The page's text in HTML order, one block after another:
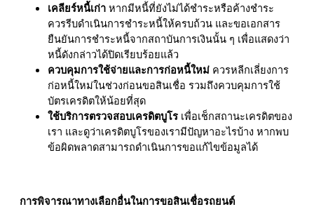
เคลียร์หนี้เก่า หากมีหนี้ที่ยังไม่ได้ชำระหรือค้างชำระ
ควรรีบดำเนินการชำระหนี้ให้ครบถ้วน และขอเอกสาร
ยืนยันการชำระหนี้จากสถาบันการเงินนั้น ๆ เพื่อแสดงว่า
หนี้ดังกล่าวได้ปิดเรียบร้อยแล้ว
ควบคุมการใช้จ่ายและการก่อหนี้ใหม่ ควรหลีกเลี่ยงการ
ก่อหนี้ใหม่ในช่วงก่อนขอสินเชื่อ รวมถึงควบคุมการใช้
บัตรเครดิตให้น้อยที่สุด
ใช้บริการตรวจสอบเครดิตบูโร เพื่อเช็กสถานะเครดิตของ
เรา และดูว่าเครดิตบูโรของเรามีปัญหาอะไรบ้าง หากพบ
ข้อผิดพลาดสามารถดำเนินการขอแก้ไขข้อมูลได้
การพิจารณาทางเลือกอื่นในการขอสินเชื่อรถยนต์